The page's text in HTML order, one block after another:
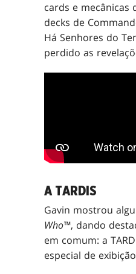
cards e mecânicas
decks de
Há Senhores do
perdido as
A TARDIS
Gavin mostrou
Who™, dando
em comum: a
especial de